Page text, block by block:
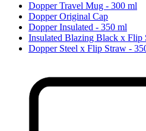
Dopper Travel Mug - 300 ml
Dopper Original Cap
Dopper Insulated - 350 ml
Insulated Blazing Black x Flip
Dopper Steel x Flip Straw -